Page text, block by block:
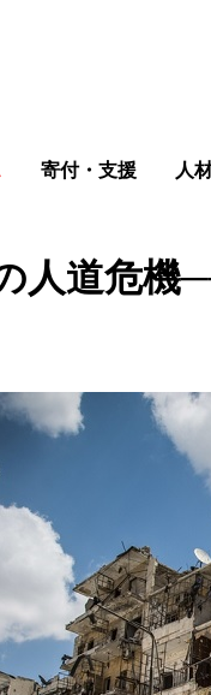
寄付・支援 人
人道危